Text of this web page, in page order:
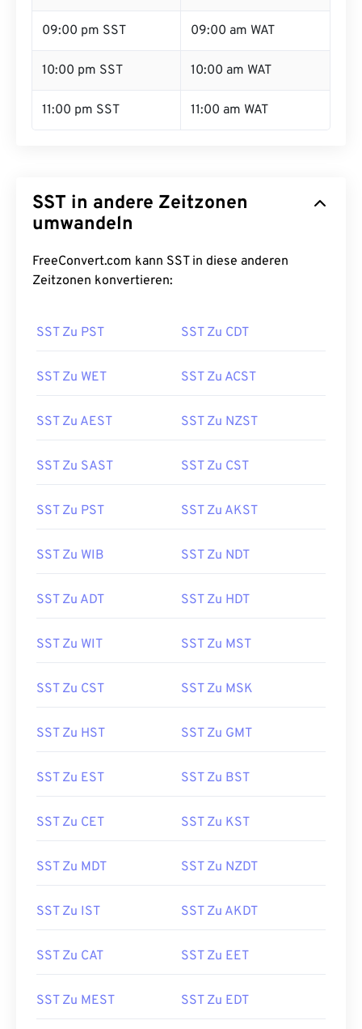
09:00 pm SST 09:00 am WAT
10:00 pm SST 10:00 am WAT
11:00 pm SST 11:00 am WAT
SST in andere Zeitzonen
umwandeln
FreeConvert.com kann SST in diese anderen
Zeitzonen konvertieren:
SST Zu PST SST Zu CDT
SST Zu WET SST Zu ACST
SST Zu AEST SST Zu NZST
SST Zu SAST SST Zu CST
SST Zu PST SST Zu AKST
SST Zu WIB SST Zu NDT
SST Zu ADT SST Zu HDT
SST Zu WIT SST Zu MST
SST Zu CST SST Zu MSK
SST Zu HST SST Zu GMT
SST Zu EST SST Zu BST
SST Zu CET SST Zu KST
SST Zu MDT SST Zu NZDT
SST Zu IST SST Zu AKDT
SST Zu CAT SST Zu EET
SST Zu MEST SST Zu EDT